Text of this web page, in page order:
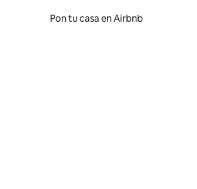
Pon tu casa en Airbnb